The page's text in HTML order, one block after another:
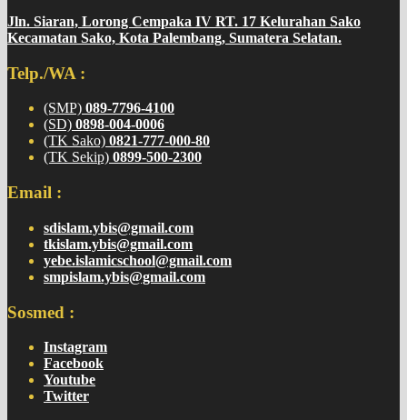
Jln. Siaran, Lorong Cempaka IV RT. 17 Kelurahan Sako
Kecamatan Sako, Kota Palembang, Sumatera Selatan.
Telp./WA :
(SMP) 089-7796-4100
(SD) 0898-004-0006
(TK Sako) 0821-777-000-80
(TK Sekip) 0899-500-2300
Email :
sdislam.ybis@gmail.com
tkislam.ybis@gmail.com
yebe.islamicschool@gmail.com
smpislam.ybis@gmail.com
Sosmed :
Instagram
Facebook
Youtube
Twitter